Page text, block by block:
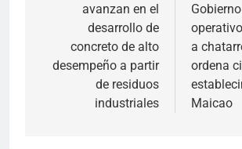
entradas
avanzan en el
desarrollo de
concreto de alto
desempeño a partir
de residuos
industriales
a
ordena
Maicao